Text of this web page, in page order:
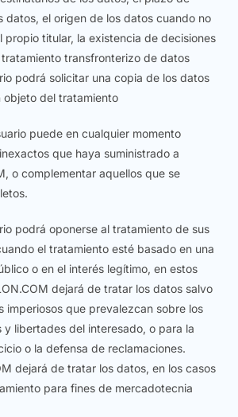
datos, el origen de los datos cuando no
propio titular, la existencia de decisiones
transfronterizo de datos
podrá solicitar una copia de los datos
objeto del tratamiento
puede en cualquier momento
que haya suministrado a
o complementar aquellos que se
podrá oponerse al tratamiento de sus
el tratamiento esté basado en una
o en el interés legítimo, en estos
dejará de tratar los datos salvo
imperiosos que prevalezcan sobre los
y libertades del interesado, o para la
o la defensa de reclamaciones.
dejará de tratar los datos, en los casos
para fines de mercadotecnia